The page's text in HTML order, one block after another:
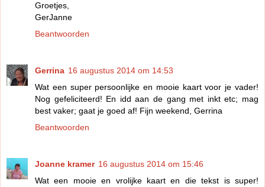
Groetjes,
GerJanne
Beantwoorden
Gerrina 16 augustus 2014 om 14:53
Wat een super persoonlijke en mooie kaart voor je vader!
Nog gefeliciteerd! En idd aan de gang met inkt etc; mag
best vaker; gaat je goed af! Fijn weekend, Gerrina
Beantwoorden
Joanne kramer 16 augustus 2014 om 15:46
Wat een mooie en vrolijke kaart en die tekst is super!